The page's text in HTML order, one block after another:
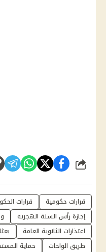
شارك
قرارات حكومية
قرارات
إجازة رأس السنة الهجرية
اعتذارات الثانوية العامة
طريق الواحات
حماية